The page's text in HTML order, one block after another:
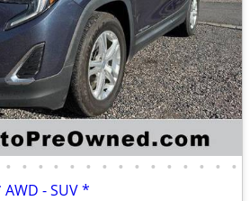
• • • • • • • • • • • • • • •
AWD - SUV *